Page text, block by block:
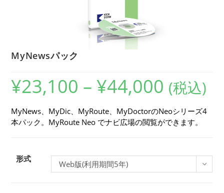
MyNewsパック
¥23,100 –¥44,000 格
帯:
–
¥44,000
(税込)
MyNews、MyDic、MyRoute、MyDoctorのNeoシリーズ4
本パック。MyRoute Neo でナビ広場の閲覧ができます。
形式
Web版(利用期間5年)